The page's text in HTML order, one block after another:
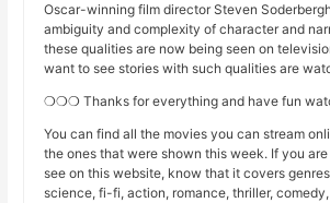
Oscar-winning film director Steven
ambiguity and complexity of character and
these qualities are now being seen on
want to see stories with such qualities are
❍❍❍ Thanks for everything and have fun
You can find all the movies you can stream
the ones that were shown this week. If you
see on this website, know that it covers
science, fi-fi, action, romance, thriller,